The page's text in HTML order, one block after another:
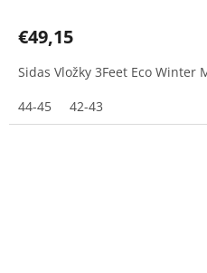
€49,15
Sidas Vložky 3Feet Eco Winter
44-45
42-43